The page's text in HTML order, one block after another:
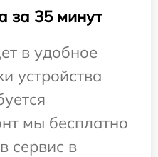
за 35 минут
в удобное
устройства
мы бесплатно
сервис в